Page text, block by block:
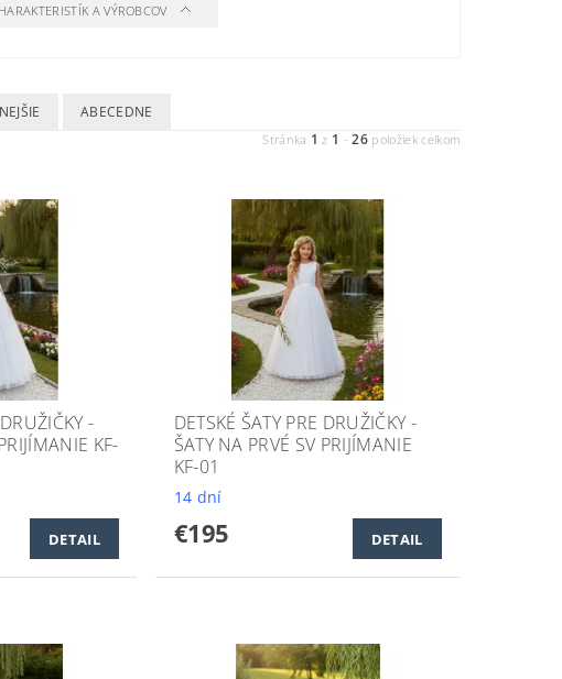
A VÝROBCOV
ABECEDNE
Stránka 1 z 1 -26 položiek celkom
-
KF-
DETAIL
DETSKÉ ŠATY PRE DRUŽIČKY -
ŠATY NA PRVÉ SV PRIJÍMANIE
KF-01
14 dní
€195 DETAIL